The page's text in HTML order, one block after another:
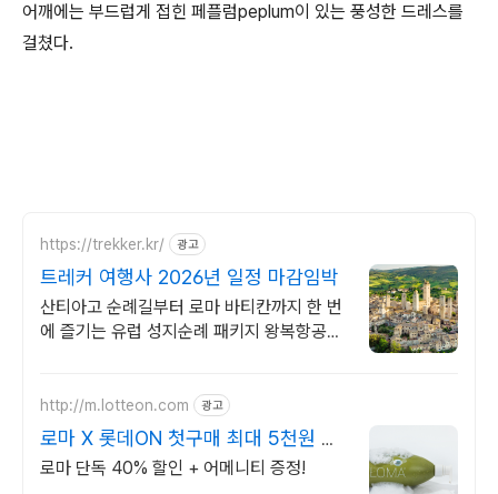
어깨에는 부드럽게 접힌 페플럼peplum이 있는 풍성한 드레스를
걸쳤다.
https://trekker.kr/ 광고
트레커 여행사 2026년 일정 마감임박
산티아고 순례길부터 로마 바티칸까지 한 번
에 즐기는 유럽 성지순례 패키지 왕복항공권,
http://m.lotteon.com 광고
로마 X 롯데ON 첫구매 최대 5천원 혜
택!
로마 단독 40% 할인 + 어메니티 증정!